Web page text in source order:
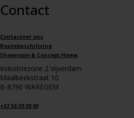
Contact
Contacteer ons
Routebeschrijving
Showroom & Concept Home
Industriezone 2 Vijverdam
Maalbeekstraat 10
B-8790 WAREGEM
+32 56 30 30 00